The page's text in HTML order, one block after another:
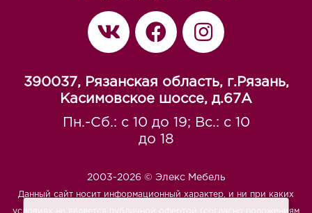
390037, Рязанская область, г.Рязань,
Касимовское шоссе, д.67A
Пн.-Сб.: с 10 до 19; Вс.: с 10
до 18
2003-2026 © Элекс Мебель
Данный сайт носит информационный характер, и ни при каких
условиях не является публичной офертой (согласно положениям